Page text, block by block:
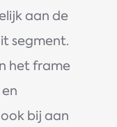
aan de
segment.
het frame
bij aan